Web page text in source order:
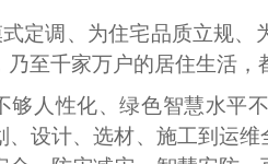
定调、为住宅品质立规、
至千家万户的居住生活，
人性化、绿色智慧水平
设计、选材、施工到运